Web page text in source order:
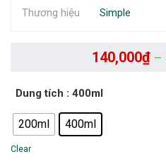
140,000₫ –
Dung tích : 400ml
200ml 400ml
Clear
Thương hiệu Simple